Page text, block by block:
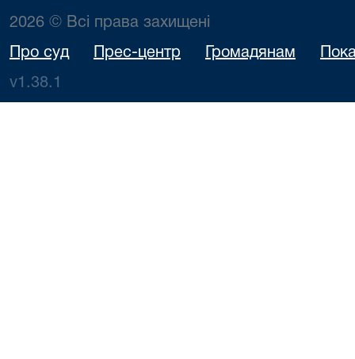
2026 © Всі права захищені
Про суд Прес-центр Громадянам
v1.38.1